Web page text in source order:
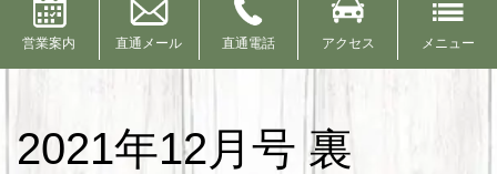
営業案内 直通メール 直通電話 アクセス メニュー
2021年12月号 裏